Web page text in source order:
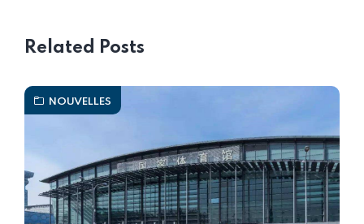
Related Posts
NOUVELLES